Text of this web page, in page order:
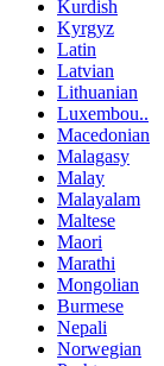
Kurdish
Kyrgyz
Latin
Latvian
Lithuanian
Luxembou..
Macedonian
Malagasy
Malay
Malayalam
Maltese
Maori
Marathi
Mongolian
Burmese
Nepali
Norwegian